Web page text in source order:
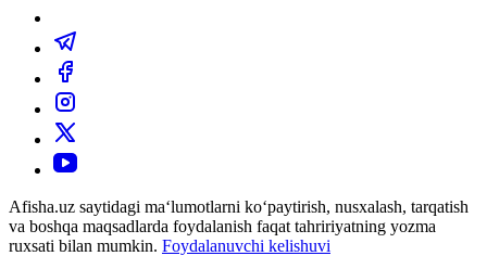
Afisha.uz saytidagi ma‘lumotlarni ko‘paytirish, nusxalash, tarqatish
va boshqa maqsadlarda foydalanish faqat tahririyatning yozma
ruxsati bilan mumkin. Foydalanuvchi kelishuvi